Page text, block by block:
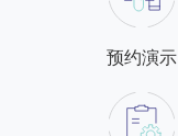
预约演示